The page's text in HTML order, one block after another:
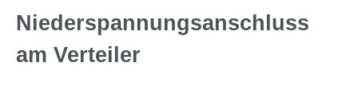
Niederspannungsanschluss
am Verteiler